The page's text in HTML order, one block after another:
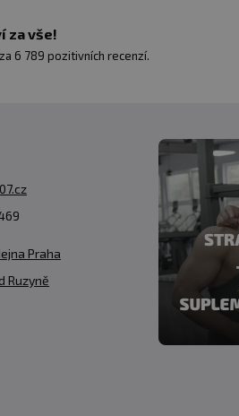
za vše!
6 789 pozitivních recenzí.
Praha
Ruzyně